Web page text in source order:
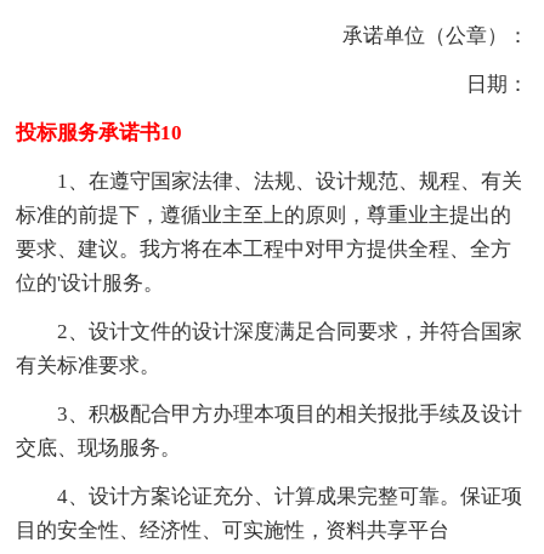
承诺单位（公章）：
日期：
投标服务承诺书10
1、在遵守国家法律、法规、设计规范、规程、有关
标准的前提下，遵循业主至上的原则，尊重业主提出的
要求、建议。我方将在本工程中对甲方提供全程、全方
位的'设计服务。
2、设计文件的设计深度满足合同要求，并符合国家
有关标准要求。
3、积极配合甲方办理本项目的相关报批手续及设计
交底、现场服务。
4、设计方案论证充分、计算成果完整可靠。保证项
目的安全性、经济性、可实施性，资料共享平台